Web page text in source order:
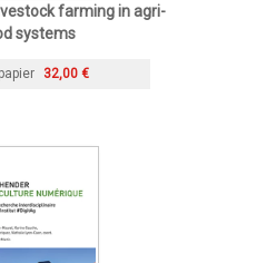
farming in agri-
systems
32,00 €